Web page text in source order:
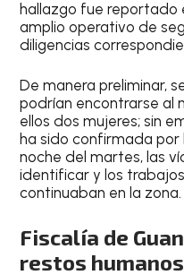
hallazgo fue reportado
amplio operativo de
diligencias
De manera preliminar,
podrían encontrarse al
ellos dos mujeres; sin
ha sido confirmada
noche del martes, las
identificar y los
continuaban en la zona.
Fiscalía de
restos